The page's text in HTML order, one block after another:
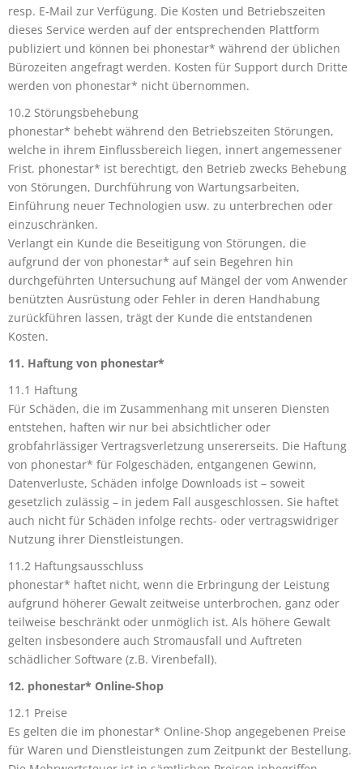
resp. E-Mail zur Verfügung. Die Kosten und Betriebszeiten
dieses Service werden auf der entsprechenden Plattform
publiziert und können bei phonestar* während der üblichen
Bürozeiten angefragt werden. Kosten für Support durch Dritte
werden von phonestar* nicht übernommen.
10.2 Störungsbehebung
phonestar* behebt während den Betriebszeiten Störungen,
welche in ihrem Einflussbereich liegen, innert angemessener
Frist. phonestar* ist berechtigt, den Betrieb zwecks Behebung
von Störungen, Durchführung von Wartungsarbeiten,
Einführung neuer Technologien usw. zu unterbrechen oder
einzuschränken.
Verlangt ein Kunde die Beseitigung von Störungen, die
aufgrund der von phonestar* auf sein Begehren hin
durchgeführten Untersuchung auf Mängel der vom Anwender
benützten Ausrüstung oder Fehler in deren Handhabung
zurückführen lassen, trägt der Kunde die entstandenen
Kosten.
11. Haftung von phonestar*
11.1 Haftung
Für Schäden, die im Zusammenhang mit unseren Diensten
entstehen, haften wir nur bei absichtlicher oder
grobfahrlässiger Vertragsverletzung unsererseits. Die Haftung
von phonestar* für Folgeschäden, entgangenen Gewinn,
Datenverluste, Schäden infolge Downloads ist – soweit
gesetzlich zulässig – in jedem Fall ausgeschlossen. Sie haftet
auch nicht für Schäden infolge rechts- oder vertragswidriger
Nutzung ihrer Dienstleistungen.
11.2 Haftungsausschluss
phonestar* haftet nicht, wenn die Erbringung der Leistung
aufgrund höherer Gewalt zeitweise unterbrochen, ganz oder
teilweise beschränkt oder unmöglich ist. Als höhere Gewalt
gelten insbesondere auch Stromausfall und Auftreten
schädlicher Software (z.B. Virenbefall).
12. phonestar* Online-Shop
12.1 Preise
Es gelten die im phonestar* Online-Shop angegebenen Preise
für Waren und Dienstleistungen zum Zeitpunkt der Bestellung.